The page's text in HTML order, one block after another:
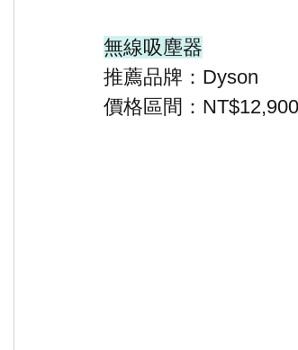
無線吸塵器
推薦品牌：Dyson
價格區間：